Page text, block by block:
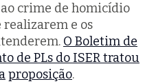
crime de homicídio
e os
O Boletim de
de PLs do ISER tratou
proposição.